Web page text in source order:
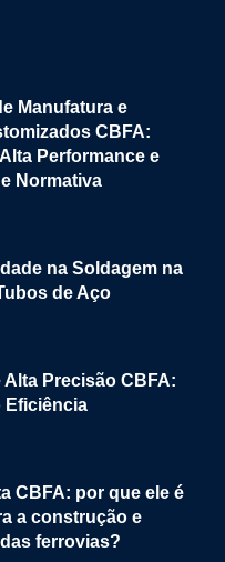
Manufatura e
CBFA:
Performance e
Normativa
na Soldagem na
de Aço
Alta Precisão CBFA:
Eficiência
CBFA: por que ele é
a construção e
ferrovias?